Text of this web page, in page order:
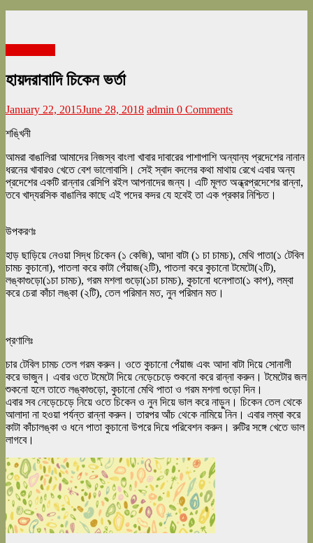
হায়দরাবাদি চিকেন ভর্তা
January 22, 2015June 28, 2018 admin 0 Comments
শঙ্খিনী
আমরা বাঙালিরা আমাদের নিজস্ব বাংলা খাবার দাবারের পাশাপাশি অন্যান্য প্রদেশের নানান
ধরনের খাবারও খেতে বেশ ভালোবাসি। সেই স্বাদ বদলের কথা মাথায় রেখে এবার অন্য
প্রদেশের একটি রান্নার রেসিপি রইল আপনাদের জন্য। এটি মূলত অন্ধ্রপ্রদেশের রান্না,
তবে খাদ্যরসিক বাঙালির কাছে এই পদের কদর যে হবেই তা এক প্রকার নিশ্চিত।
উপকরণঃ
হাড় ছাড়িয়ে নেওয়া সিদ্ধ চিকেন (১ কেজি), আদা বাটা (১ চা চামচ), মেথি পাতা(১ টেবিল
চামচ কুচানো), পাতলা করে কাটা পেঁয়াজ(২টি), পাতলা করে কুচানো টমেটো(২টি),
লঙ্কাগুড়ো(১চা চামচ), গরম মশলা গুড়ো(১চা চামচ), কুচানো ধনেপাতা(১ কাপ), লম্বা
করে চেরা কাঁচা লঙ্কা (২টি), তেল পরিমান মত, নুন পরিমান মত।
প্রণালিঃ
চার টেবিল চামচ তেল গরম করুন। ওতে কুচানো পেঁয়াজ এবং আদা বাটা দিয়ে সোনালী
করে ভাজুন। এবার ওতে টমেটো দিয়ে নেড়েচেড়ে শুকনো করে রান্না করুন। টমেটোর জল
শুকনো হলে তাতে লঙ্কাগুড়ো, কুচানো মেথি পাতা ও গরম মশলা গুড়ো দিন।
এবার সব নেড়েচেড়ে নিয়ে ওতে চিকেন ও নুন দিয়ে ভাল করে নাড়ুন। চিকেন তেল থেকে
আলাদা না হওয়া পর্যন্ত রান্না করুন। তারপর আঁচ থেকে নামিয়ে নিন। এবার লম্বা করে
কাটা কাঁচালঙ্কা ও ধনে পাতা কুচানো উপরে দিয়ে পরিবেশন করুন। রুটির সঙ্গে খেতে ভাল
লাগবে।